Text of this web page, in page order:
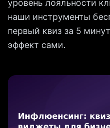
уровень лояльности
наши инструменты
первый квиз за 5
эффект сами.